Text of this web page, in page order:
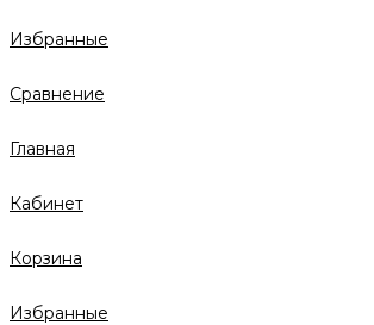
Избранные
Сравнение
Главная
Кабинет
Корзина
Избранные